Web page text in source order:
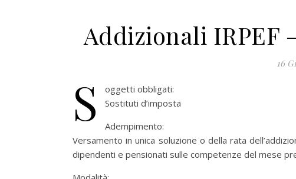
Addizionali IRPEF
16
S
oggetti obbligati:
Sostituti d’imposta
Adempimento:
Versamento in unica soluzione o della rata
dipendenti e pensionati sulle competenze del mese